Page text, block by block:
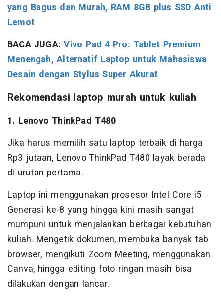
yang Bagus dan Murah, RAM 8GB plus SSD Anti
Lemot
BACA JUGA:Vivo Pad 4 Pro: Tablet Premium
Menengah, Alternatif Laptop untuk Mahasiswa
Desain dengan Stylus Super Akurat
Rekomendasi laptop murah untuk kuliah
1. Lenovo ThinkPad T480
Jika harus memilih satu laptop terbaik di harga
Rp3 jutaan, Lenovo ThinkPad T480 layak berada
di urutan pertama.
Laptop ini menggunakan prosesor Intel Core i5
Generasi ke-8 yang hingga kini masih sangat
mumpuni untuk menjalankan berbagai kebutuhan
kuliah. Mengetik dokumen, membuka banyak tab
browser, mengikuti Zoom Meeting, menggunakan
Canva, hingga editing foto ringan masih bisa
dilakukan dengan lancar.